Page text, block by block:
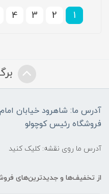
1
2
3
4
آدرس ما: شاهرود خیابان
فروشگاه رئیس کوچولو
آدرس ما روی نقشه: کلیک کنید
از تخفیف‌ها و جدیدترین‌های